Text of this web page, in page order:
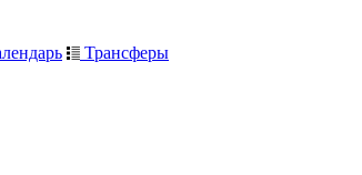
Трансферы